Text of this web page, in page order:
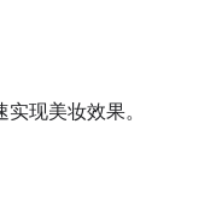
现美妆效果。